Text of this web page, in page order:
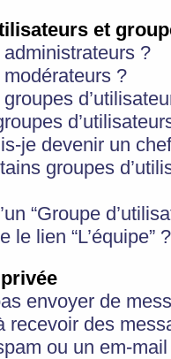
et
?
?
je devenir un
groupes
“Groupe
le lien “L’équipe” ?
envoyer de
recevoir des
ou un em-